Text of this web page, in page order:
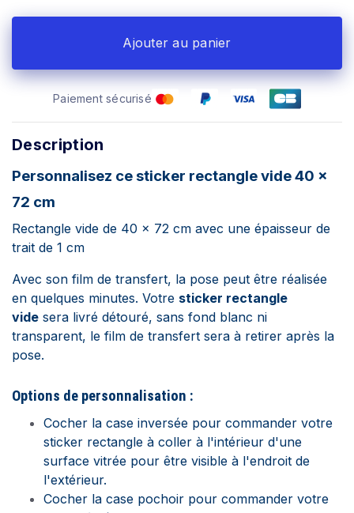
Ajouter au panier
Paiement sécurisé
Description
Personnalisez ce sticker rectangle vide 40 x
72 cm
Rectangle vide de 40 x 72 cm avec une épaisseur de
trait de 1 cm
Avec son film de transfert, la pose peut être réalisée
en quelques minutes. Votre sticker rectangle
vide sera livré détouré, sans fond blanc ni
transparent, le film de transfert sera à retirer après la
pose.
Options de personnalisation :
Cocher la case inversée pour commander votre
sticker rectangle à coller à l'intérieur d'une
surface vitrée pour être visible à l'endroit de
l'extérieur.
Cocher la case pochoir pour commander votre